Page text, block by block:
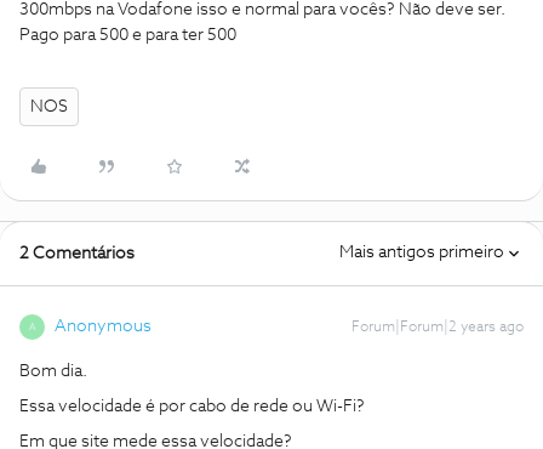
300mbps na Vodafone isso e normal para vocês? Não deve ser.
Pago para 500 e para ter 500
NOS
2 Comentários Mais antigos primeiro
A Anonymous Forum|Forum|2 years ago
Bom dia.
Essa velocidade é por cabo de rede ou Wi-Fi?
Em que site mede essa velocidade?